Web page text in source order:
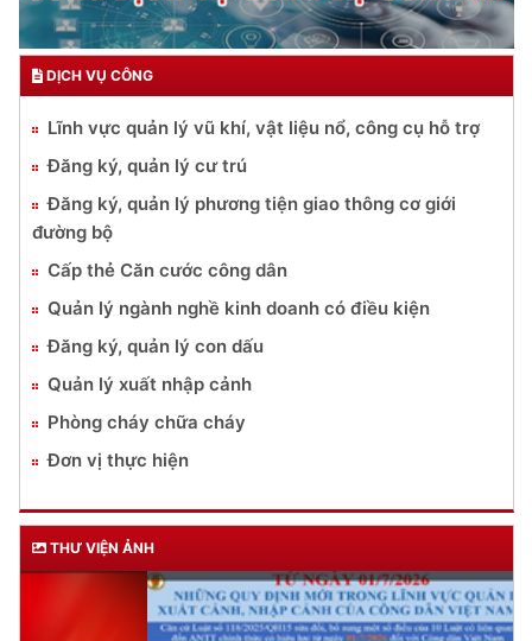
DỊCH VỤ CÔNG
Lĩnh vực quản lý vũ khí, vật liệu nổ, công cụ hỗ trợ
Đăng ký, quản lý cư trú
Đăng ký, quản lý phương tiện giao thông cơ giới
đường bộ
Cấp thẻ Căn cước công dân
Quản lý ngành nghề kinh doanh có điều kiện
Đăng ký, quản lý con dấu
Quản lý xuất nhập cảnh
Phòng cháy chữa cháy
Đơn vị thực hiện
THƯ VIỆN ẢNH